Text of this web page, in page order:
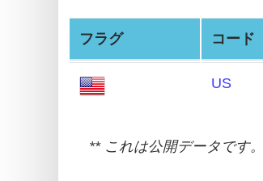
Credit
Card
Generator
Card
フラグ コード
US
** これは公開データです